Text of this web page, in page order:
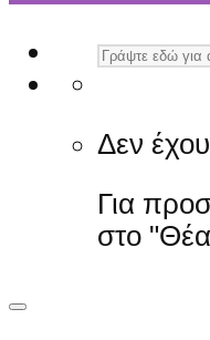
Δεν
Για
στο